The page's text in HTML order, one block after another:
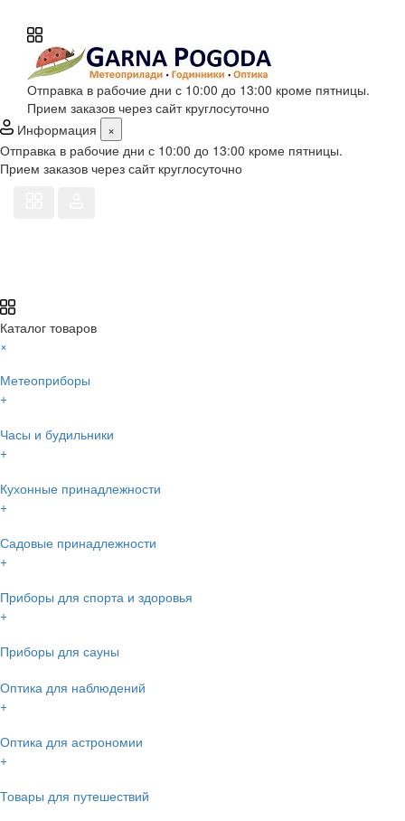
Отправка в рабочие дни с 10:00 до 13:00 кроме пятницы.
Прием заказов через сайт круглосуточно
Информация
×
Отправка в рабочие дни с 10:00 до 13:00 кроме пятницы.
Прием заказов через сайт круглосуточно
Каталог товаров
×
Метеоприборы
+
Часы и будильники
+
Кухонные принадлежности
+
Садовые принадлежности
+
Приборы для спорта и здоровья
+
Приборы для сауны
Оптика для наблюдений
+
Оптика для астрономии
+
Товары для путешествий